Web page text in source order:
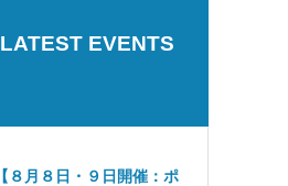
LATEST EVENTS
【８月８日・９日開催：ポ